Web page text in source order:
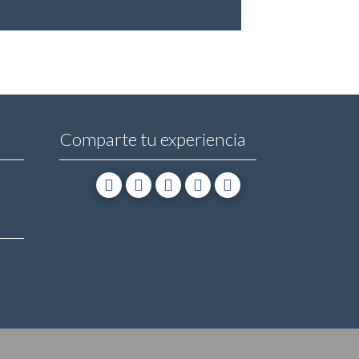
Comparte tu experiencia